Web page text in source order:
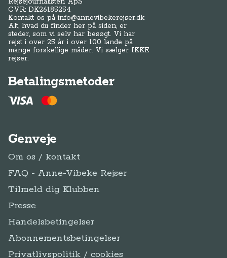
CVR: DK26185254
Kontakt os påinfo@annevibekerejser.dk
Alt, hvad du finder her på siden, er
steder, som vi selv har besøgt. Vi har
rejst i over 25 år i over 100 lande på
mange forskellige måder. Vi sælger IKKE
rejser.
Betalingsmetoder
Genveje
Om os / kontakt
FAQ - Anne-Vibeke Rejser
Tilmeld dig Klubben
Presse
Handelsbetingelser
Abonnementsbetingelser
Privatlivspolitik / cookies